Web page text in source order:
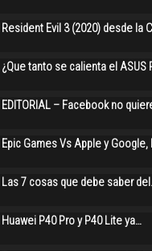
Resident Evil 3 (2020) desde la
¿Que tanto se calienta el ASUS
EDITORIAL – Facebook no
Epic Games Vs Apple y Google,
Las 7 cosas que debe saber
Huawei P40 Pro y P40 Lite ya…